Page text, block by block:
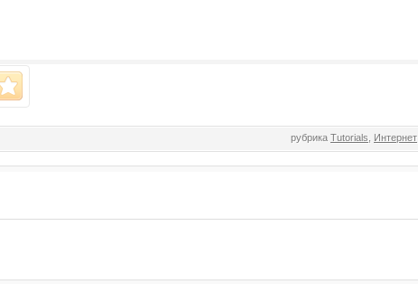
рубрика Tutorials Интернет